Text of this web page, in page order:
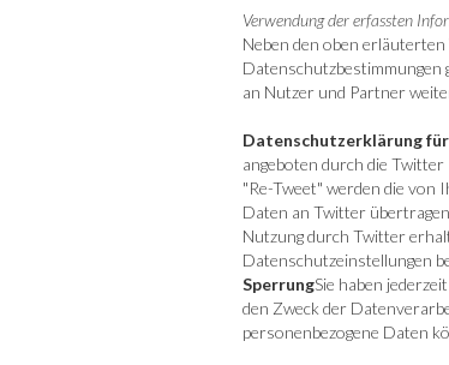
Verwendung der erfassten
Neben den oben
Datenschutzbestimmungen
an Nutzer und Partner
Datenschutzerklärung
angeboten durch die
"Re-Tweet" werden die von
Daten an Twitter
Nutzung durch Twitter
Datenschutzeinstellungen
SperrungSie haben
den Zweck der
personenbezogene Daten